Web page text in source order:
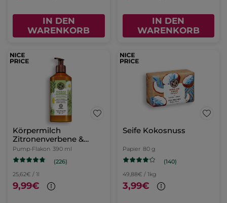
IN DEN
WARENKORB
IN DEN
WARENKORB
Körpermilch
Zitronenverbene &
Kamillenblüte
Pump-Flakon 390 ml
(226)
25,62€ / 1l
9,99€
Seife Kokosnuss
Papier 80 g
(140)
49,88€ / 1kg
3,99€